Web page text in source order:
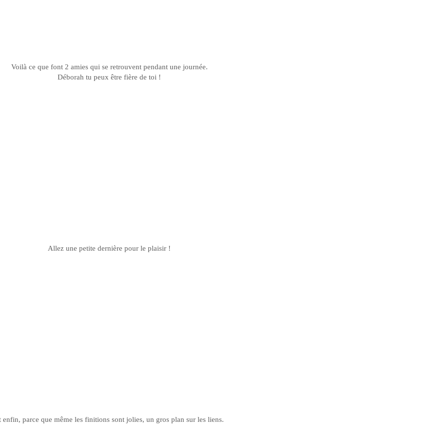
Voilà ce que font 2 amies qui se retrouvent pendant une journée.
Déborah tu peux être fière de toi !
Allez une petite dernière pour le plaisir !
enfin, parce que même les finitions sont jolies, un gros plan sur les liens.